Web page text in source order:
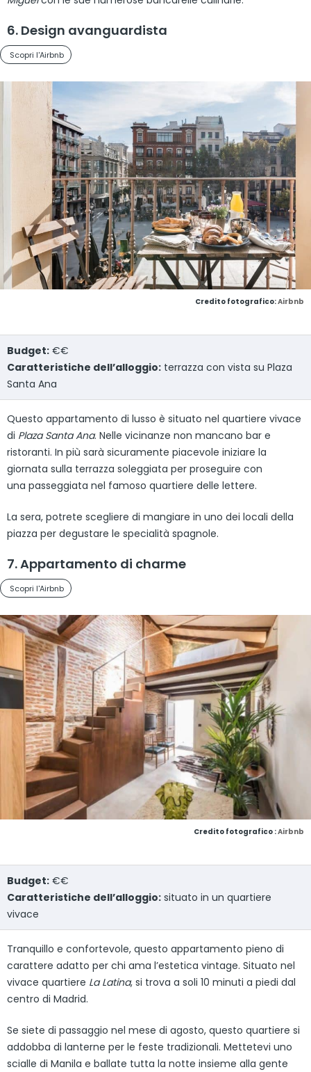
6. Design avanguardista
Scopri l'Airbnb
Credito fotografico:Airbnb
Budget: €€
Caratteristiche dell’alloggio: terrazza con vista su Plaza
Santa Ana
Questo appartamento di lusso è situato nel quartiere vivace
di Plaza Santa Ana. Nelle vicinanze non mancano bar e
ristoranti. In più sarà sicuramente piacevole iniziare la
giornata sulla terrazza soleggiata per proseguire con
una passeggiata nel famoso quartiere delle lettere.
La sera, potrete scegliere di mangiare in uno dei locali della
piazza per degustare le specialità spagnole.
7. Appartamento di charme
Scopri l'Airbnb
Credito fotografico :Airbnb
Budget: €€
Caratteristiche dell’alloggio: situato in un quartiere
vivace
Tranquillo e confortevole, questo appartamento pieno di
carattere adatto per chi ama l’estetica vintage. Situato nel
vivace quartiere La Latina, si trova a soli 10 minuti a piedi dal
centro di Madrid.
Se siete di passaggio nel mese di agosto, questo quartiere si
addobba di lanterne per le feste tradizionali. Mettetevi uno
scialle di Manila e ballate tutta la notte insieme alla gente